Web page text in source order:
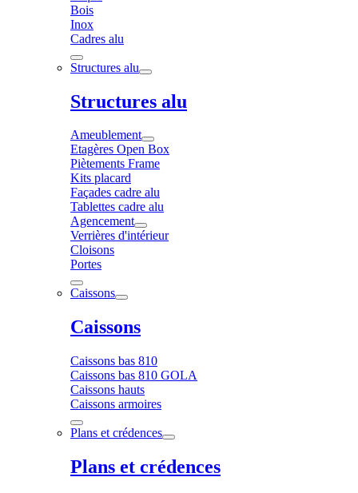
Bois
Inox
Cadres alu
Structures alu
Structures alu
Ameublement
Etagères Open Box
Piètements Frame
Kits placard
Façades cadre alu
Tablettes cadre alu
Agencement
Verrières d'intérieur
Cloisons
Portes
Caissons
Caissons
Caissons bas 810
Caissons bas 810 GOLA
Caissons hauts
Caissons armoires
Plans et crédences
Plans et crédences